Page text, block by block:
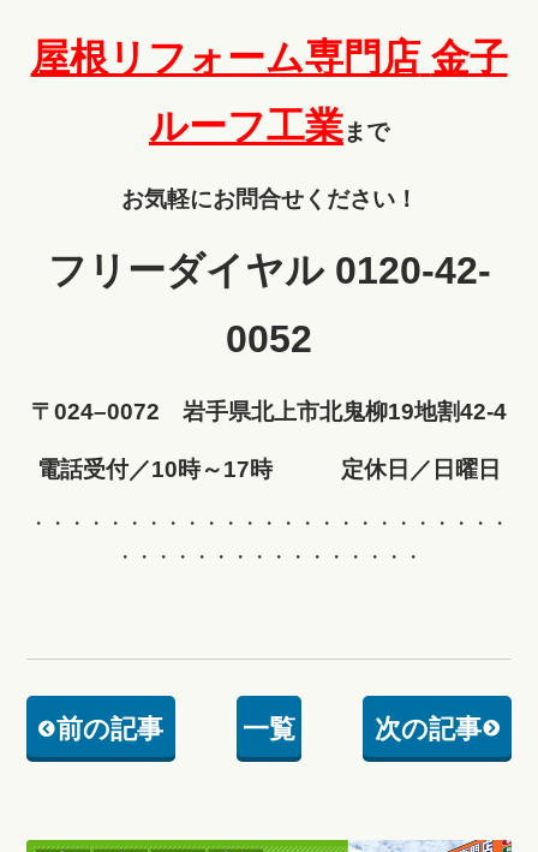
屋根リフォーム専門店 金子
ルーフ工業まで
お気軽にお問合せください！
フリーダイヤル 0120-42-
0052
〒024–0072 岩手県北上市北鬼柳19地割42-4
電話受付／10時～17時 定休日／日曜日
・・・・・・・・・・・・・・・・・・・・・・・・・
・・・・・・・・・・・・・・・・
前の記事 一覧 次の記事